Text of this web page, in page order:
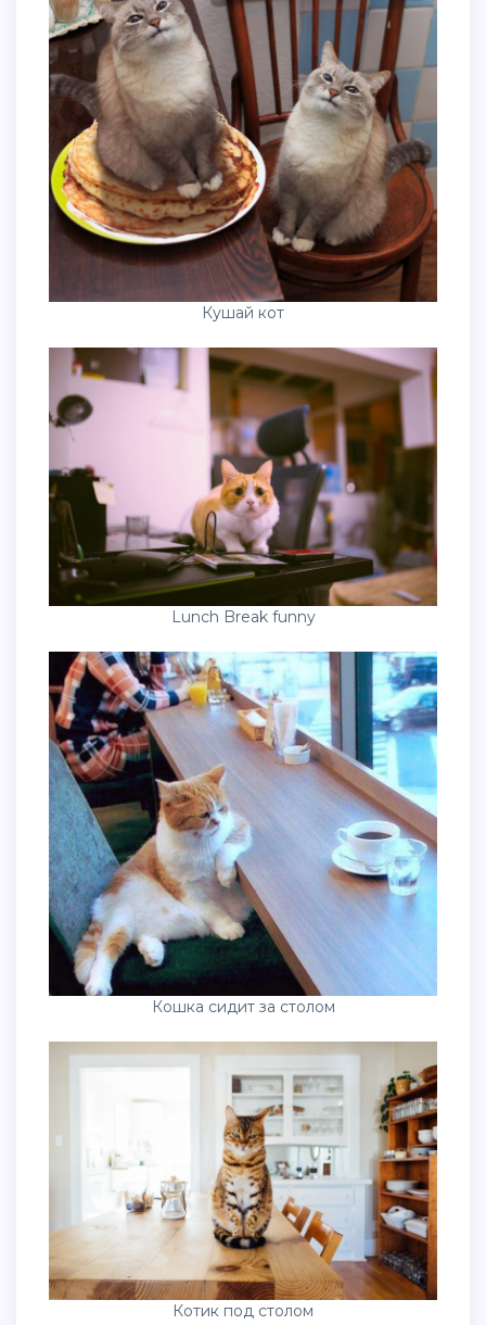
Кушай кот
Lunch Break funny
Кошка сидит за столом
Котик под столом